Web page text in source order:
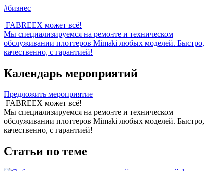
#бизнес
FABREEX может всё!
Мы специализируемся на ремонте и техническом
обслуживании плоттеров Mimaki любых моделей. Быстро,
качественно, с гарантией!
Календарь мероприятий
Предложить мероприятие
FABREEX может всё!
Мы специализируемся на ремонте и техническом
обслуживании плоттеров Mimaki любых моделей. Быстро,
качественно, с гарантией!
Статьи по теме